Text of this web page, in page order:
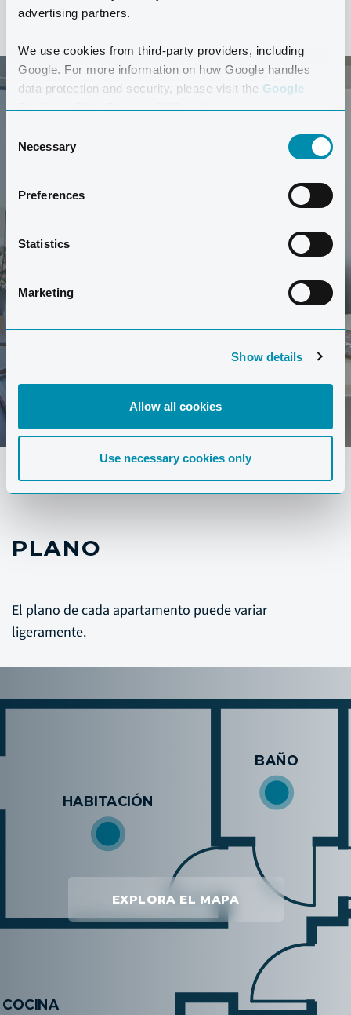
advertising partners.
We use cookies from third-party providers, including
Google. For more information on how Google handles
data protection and security, please visit the Google
Business Data Responsibility site.
Selection
Necessary
Preferences
Statistics
Marketing
Show details
Allow all cookies
Use necessary cookies only
DATE UN TOUR
¿Quieres echar un vistazo a este tipo de apartamento?
Date un tour de un apartamento Comfort aquí.
PLANO
El plano de cada apartamento puede variar
ligeramente.
EXPLORA EL MAPA